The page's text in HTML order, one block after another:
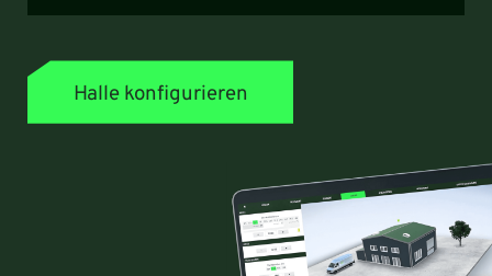
Halle konfigurieren